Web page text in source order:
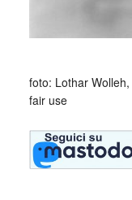
foto: Lothar Wolleh,
fair use